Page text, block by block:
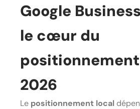
Google
le cœur du
2026
Le positionnement local